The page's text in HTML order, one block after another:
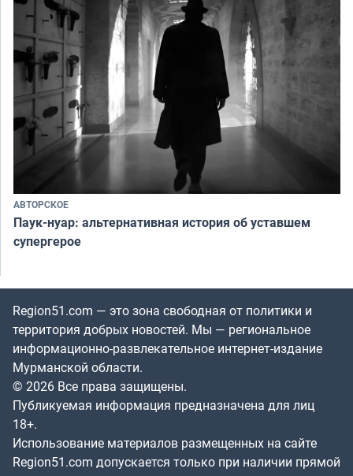
АВТОРСКОЕ
Паук-нуар: альтернативная история об уставшем
супергерое
Region51.com — это зона свободная от политики и
территория добрых новостей. Мы — региональное
информационно-развлекательное интернет-издание
Мурманской области.
© 2026 Все права защищены.
Публикуемая информация предназначена для лиц
18+.
Использование материалов размещенных на сайте
Region51.com допускается только при наличии прямой